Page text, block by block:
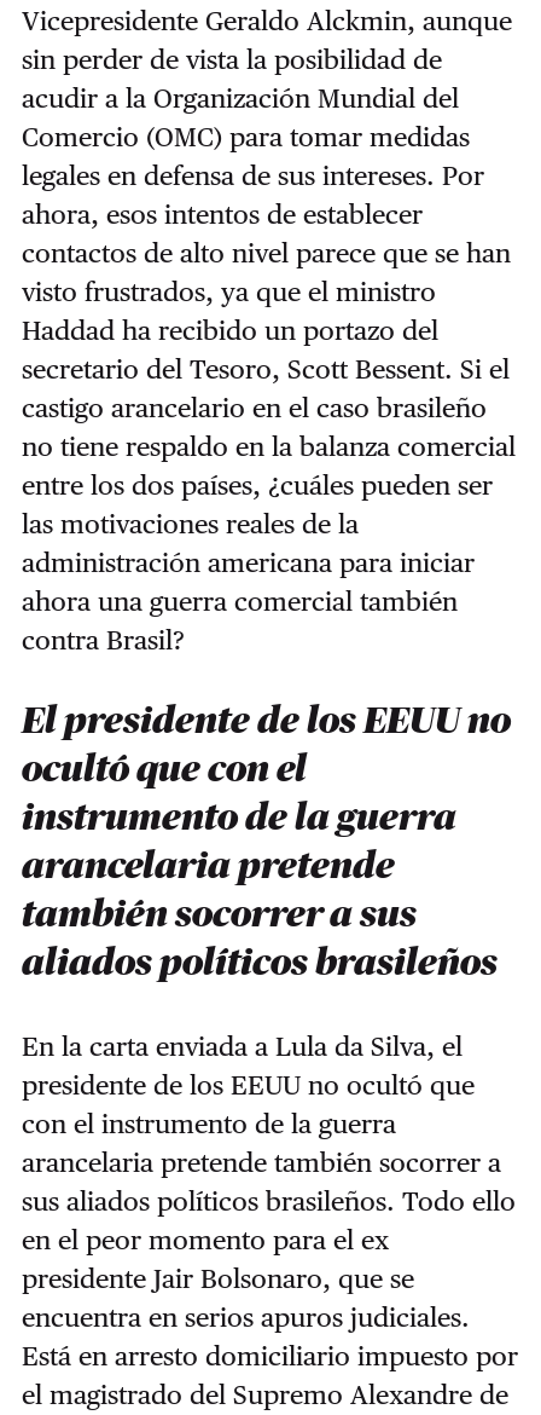
Vicepresidente Geraldo Alckmin, aunque
sin perder de vista la posibilidad de
acudir a la Organización Mundial del
Comercio (OMC) para tomar medidas
legales en defensa de sus intereses. Por
ahora, esos intentos de establecer
contactos de alto nivel parece que se han
visto frustrados, ya que el ministro
Haddad ha recibido un portazo del
secretario del Tesoro, Scott Bessent. Si el
castigo arancelario en el caso brasileño
no tiene respaldo en la balanza comercial
entre los dos países, ¿cuáles pueden ser
las motivaciones reales de la
administración americana para iniciar
ahora una guerra comercial también
contra Brasil?
El presidente de los EEUU no
ocultó que con el
instrumento de la guerra
arancelaria pretende
también socorrer a sus
aliados políticos brasileños
En la carta enviada a Lula da Silva, el
presidente de los EEUU no ocultó que
con el instrumento de la guerra
arancelaria pretende también socorrer a
sus aliados políticos brasileños. Todo ello
en el peor momento para el ex
presidente Jair Bolsonaro, que se
encuentra en serios apuros judiciales.
Está en arresto domiciliario impuesto por
el magistrado del Supremo Alexandre de